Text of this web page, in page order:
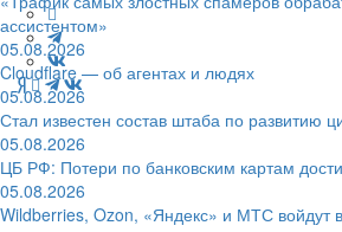
ассистентом»
05.08.2026
Cloudflare — об агентах и людях
05.08.2026
Стал известен состав штаба по развитию
05.08.2026
ЦБ РФ: Потери по банковским картам
05.08.2026
Wildberries, Ozon, «Яндекс» и МТС войдут